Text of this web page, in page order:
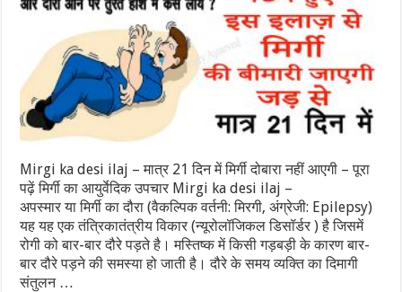
Mirgi ka desi ilaj – मात्र 21 दिन में मिर्गी दोबारा नहीं आएगी – पूरा
पढ़ें मिर्गी का आयुर्वेदिक उपचार Mirgi ka desi ilaj –
अपस्मार या मिर्गी का दौरा (वैकल्पिक वर्तनी: मिरगी, अंग्रेजी: Epilepsy)
यह यह एक तंत्रिकातंत्रीय विकार (न्यूरोलॉजिकल डिसॉर्डर ) है जिसमें
रोगी को बार-बार दौरे पड़ते है। मस्तिष्क में किसी गड़बड़ी के कारण बार-
बार दौरे पड़ने की समस्या हो जाती है। दौरे के समय व्यक्ति का दिमागी
संतुलन …